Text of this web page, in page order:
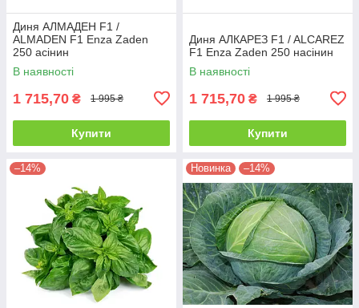
Диня АЛМАДЕН F1 /
ALMADEN F1 Enza Zaden
250 асінин
В наявності
1 715,70 ₴ 1 995 ₴
Купити
Диня АЛКАРЕЗ F1 / ALCAREZ
F1 Enza Zaden 250 насінин
В наявності
1 715,70 ₴ 1 995 ₴
Купити
–14% Новинка –14%